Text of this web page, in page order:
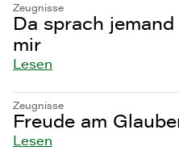
Zeugnisse
Da sprach
mir
Lesen
Zeugnisse
Freude am
Lesen